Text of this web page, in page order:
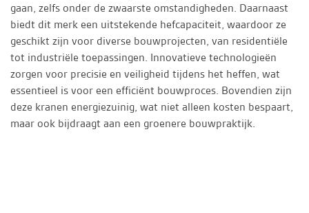
gaan, zelfs onder de zwaarste omstandigheden. Daarnaast
biedt dit merk een uitstekende hefcapaciteit, waardoor ze
geschikt zijn voor diverse bouwprojecten, van residentiële
tot industriële toepassingen. Innovatieve technologieën
zorgen voor precisie en veiligheid tijdens het heffen, wat
essentieel is voor een efficiënt bouwproces. Bovendien zijn
deze kranen energiezuinig, wat niet alleen kosten bespaart,
maar ook bijdraagt aan een groenere bouwpraktijk.